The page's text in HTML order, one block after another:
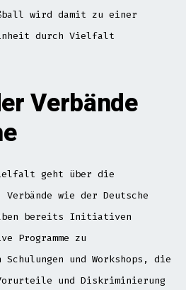
wird damit zu einer
durch Vielfalt
Verbände
geht über die
wie der Deutsche
bereits Initiativen
Programme zu
und Workshops, die
und Diskriminierung